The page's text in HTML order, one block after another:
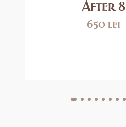
After 8
650 lei